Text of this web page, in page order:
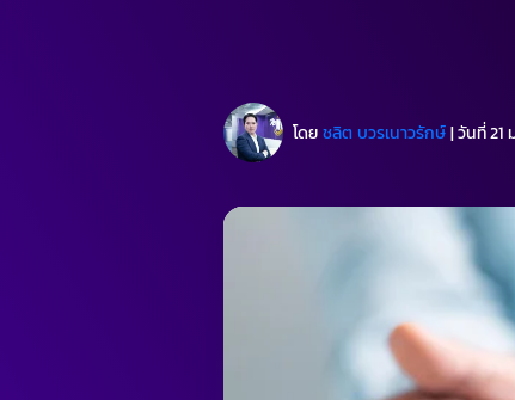
โดยชลิต บวรเนาวรักษ์|วันที่ 21